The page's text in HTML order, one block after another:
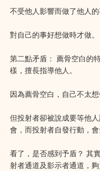
不受他人影響而做了他人的
對自己的事好想做時才做。
第二點矛盾： 薦骨空白的
樣，擅長指導他人。
因為薦骨空白，自己不太
但投射者卻被說成要等他
會，而投射者自發行動，會
看了，是否感到予盾？ 其
射者通道及影示者通道，